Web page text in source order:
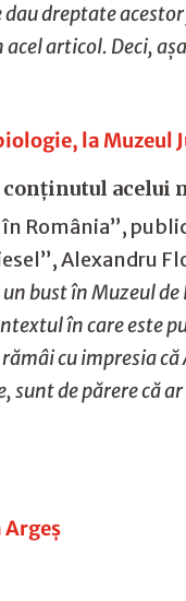
dau dreptate
articol. Deci,
la Muzeul
acelui
România”,
Alexandru
bust în Muzeul
în care este
cu impresia
sunt de părere că
Argeș